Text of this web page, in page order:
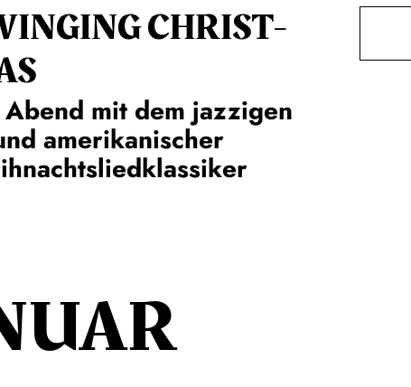
CHRIST­
mit dem jazzigen
amerikanischer